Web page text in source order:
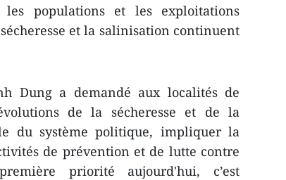
​les populations et les exploitations
et la salinisation ​continuent
Dung a demandé aux localités de
de la sécheresse et de la
du système politique, ​impliquer la
de prévention et de lutte contre
priorité aujourd'hui, c’est